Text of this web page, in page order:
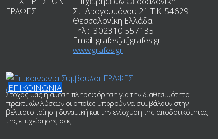
Στ. Δραγουμάνου 21 T.K. 54629
Θεσσαλονίκη Ελλάδα
Τηλ.:+302310 557185
Email: grafes[at]grafes.gr
www.grafes.gr
ΕΠΙΚΟΙΝΩΝΙΑ
Στόχος μας η άμεση πληροφόρηση για την διαθεσιμότητα
πρακτικών λύσεων οι οποίες μπορούν να συμβάλουν στην
βελτιστοποίηση δυναμική και την ενίσχυση της αποδοτικότητας
της επιχείρησης σας